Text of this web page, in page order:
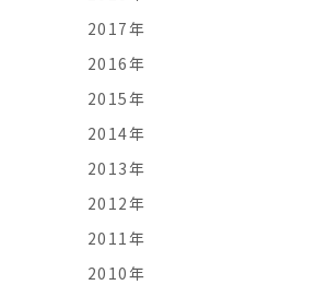
2017年
2016年
2015年
2014年
2013年
2012年
2011年
2010年